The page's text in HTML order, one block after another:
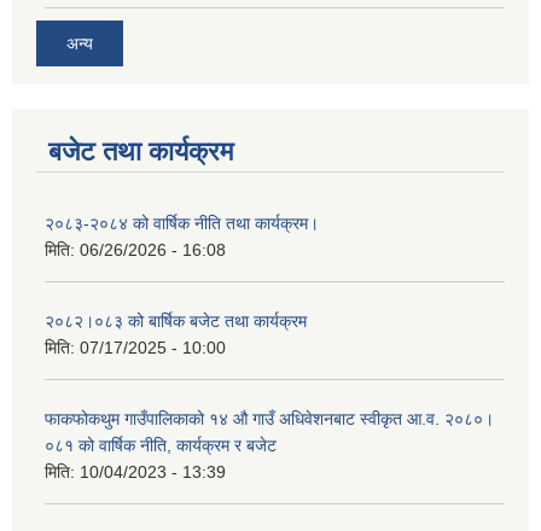
अन्य
बजेट तथा कार्यक्रम
२०८३-२०८४ को वार्षिक नीति तथा कार्यक्रम।
मिति: 06/26/2026 - 16:08
२०८२।०८३ को बार्षिक बजेट तथा कार्यक्रम
मिति: 07/17/2025 - 10:00
फाकफोकथुम गाउँपालिकाको १४ औ गाउँ अधिवेशनबाट स्वीकृत आ.व. २०८०।
०८१ को वार्षिक नीति, कार्यक्रम र बजेट
मिति: 10/04/2023 - 13:39